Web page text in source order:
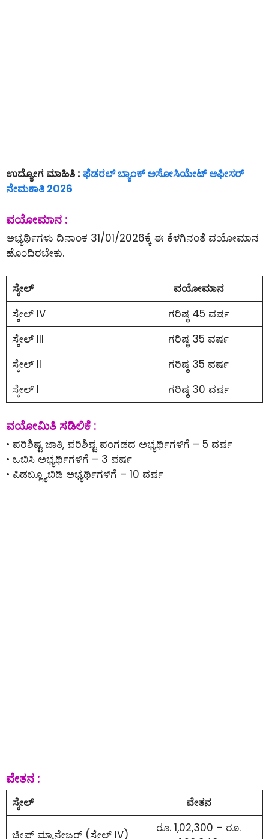
ಉದ್ಯೋಗ ಮಾಹಿತಿ : ಫೆಡರಲ್ ಬ್ಯಾಂಕ್ ಅಸೋಸಿಯೇಟ್ ಆಫೀಸರ್
ನೇಮಕಾತಿ 2026
ವಯೋಮಾನ :
ಅಭ್ಯರ್ಥಿಗಳು ದಿನಾಂಕ 31/01/2026ಕ್ಕೆ ಈ ಕೆಳಗಿನಂತೆ ವಯೋಮಾನ
ಹೊಂದಿರಬೇಕು.
ಸ್ಕೇಲ್
ವಯೋಮಾನ
ಸ್ಕೇಲ್ IV
ಗರಿಷ್ಠ 45 ವರ್ಷ
ಸ್ಕೇಲ್ III
ಗರಿಷ್ಠ 35 ವರ್ಷ
ಸ್ಕೇಲ್ II
ಗರಿಷ್ಠ 35 ವರ್ಷ
ಸ್ಕೇಲ್ I
ಗರಿಷ್ಠ 30 ವರ್ಷ
ವಯೋಮಿತಿ ಸಡಿಲಿಕೆ :
• ಪರಿಶಿಷ್ಟ ಜಾತಿ, ಪರಿಶಿಷ್ಟ ಪಂಗಡದ ಅಭ್ಯರ್ಥಿಗಳಿಗೆ – 5 ವರ್ಷ
• ಒಬಿಸಿ ಅಭ್ಯರ್ಥಿಗಳಿಗೆ – 3 ವರ್ಷ
• ಪಿಡಬ್ಲ್ಯೂಬಿಡಿ ಅಭ್ಯರ್ಥಿಗಳಿಗೆ – 10 ವರ್ಷ
ವೇತನ :
ಸ್ಕೇಲ್ ವೇತನ
ಚೀಫ್ ಮ್ಯಾನೇಜರ್ (ಸ್ಕೇಲ್ IV)
ರೂ. 1,02,300 – ರೂ.